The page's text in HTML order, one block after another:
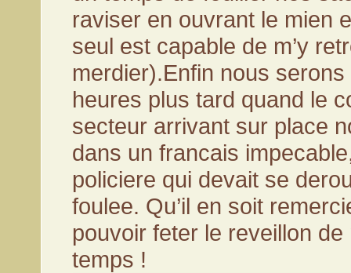
raviser en ouvrant le mien
seul est capable de m’y
merdier).Enfin nous
heures plus tard quand le
secteur arrivant sur place
dans un francais
policiere qui devait se
foulee. Qu’il en soit
pouvoir feter le reveillon
temps !